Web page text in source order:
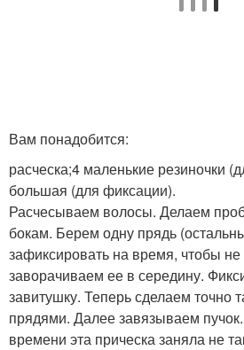
Вам понадобится:
расческа;4 маленькие резиночки
большая (для фиксации).
Расчесываем волосы. Делаем
бокам. Берем одну прядь
зафиксировать на время, чтобы
заворачиваем ее в середину.
завитушку. Теперь сделаем точно
прядями. Далее завязываем
времени эта прическа заняла не